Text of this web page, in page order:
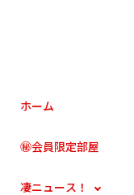
ホーム
㊙会員限定部屋
凄ニュース！